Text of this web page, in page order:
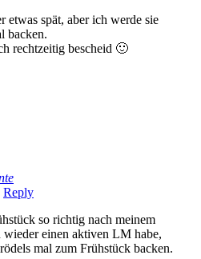
etwas spät, aber ich werde sie
backen.
rechtzeitig bescheid 🙂
Reply
so richtig nach meinem
einen aktiven LM habe,
mal zum Frühstück backen.